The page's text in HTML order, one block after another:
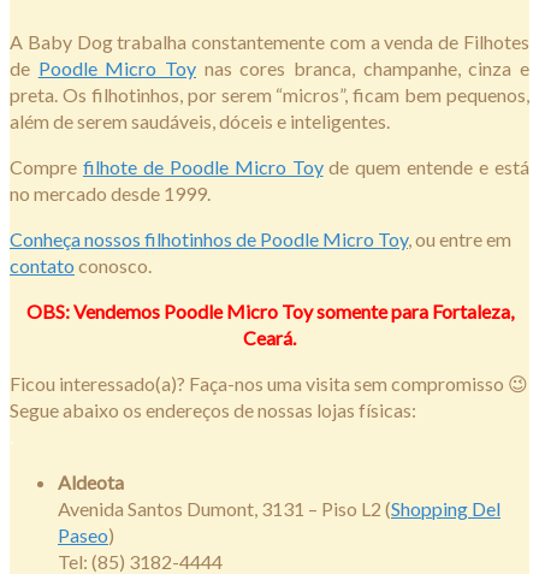
A Baby Dog trabalha constantemente com a venda de Filhotes
de Poodle Micro Toy nas cores branca, champanhe, cinza e
preta. Os filhotinhos, por serem “micros”, ficam bem pequenos,
além de serem saudáveis, dóceis e inteligentes.
Compre filhote de Poodle Micro Toyde quem entende e está
no mercado desde 1999.
Conheça nossos filhotinhos de Poodle Micro Toy, ou entre em
contato conosco.
OBS: Vendemos Poodle Micro Toy somente para Fortaleza,
Ceará.
Ficou interessado(a)? Faça-nos uma visita sem compromisso 😉
Segue abaixo os endereços de nossas lojas físicas:
Aldeota
Avenida Santos Dumont, 3131 – Piso L2 (Shopping Del
Paseo)
Tel: (85) 3182-4444